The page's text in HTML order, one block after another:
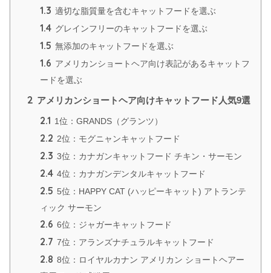
1.3 適切な脂質量を含むキャットフードを選ぶ
1.4 グレインフリーのキャットフードを選ぶ
1.5 無添加のキャットフードを選ぶ
1.6 アメリカンショートヘア向け表記があるキャットフ
ードを選ぶ
2 アメリカンショートヘア向けキャットフード人気9選
2.1 1位：GRANDS（グランツ）
2.2 2位：モグニャンキャットフード
2.3 3位：カナガンキャットフード チキン・サーモン
2.4 4位：カナガンデンタルキャットフード
2.5 5位：HAPPY CAT (ハッピーキャット) アトランテ
ィック サーモン
2.6 6位：ジャガーキャットフード
2.7 7位：アランズナチュラルキャットフード
2.8 8位：ロイヤルカナン アメリカン ショートヘアー